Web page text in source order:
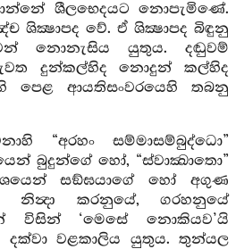
ශීලභෙදයට නොපැමිණේ.
වේ. ඒ ශික්‍ෂාපද බිඳුනු
නොනැසිය යුතුය. දඬුවම්
දුන්කල්හිද නොදුන් කල්හිද
පෙළ ආයතිසංවරයෙහි තබනු
“අරහං සම්මාසම්බුද්ධො”
බුදුන්ගේ හෝ, “ස්වාක්‍ඛාතො”
සඞ්ඝයාගේ හෝ අගුණ
නින්‍දා කරනුයේ, ගරහනුයේ
විසින් ‘මෙසේ නොකියව’යි
වළකාලිය යුතුය. තුන්යල